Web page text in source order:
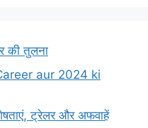
की तुलना
aur 2024 ki
ट्रेलर और अफवाहें